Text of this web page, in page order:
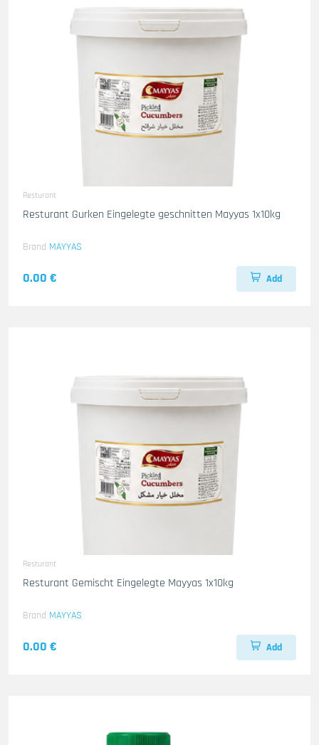
Resturant
Resturant Gurken Eingelegte geschnitten Mayyas 1x10kg
Brand MAYYAS
0.00 € Add
Resturant
Resturant Gemischt Eingelegte Mayyas 1x10kg
Brand MAYYAS
0.00 € Add